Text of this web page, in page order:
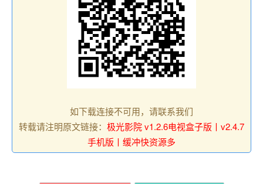
如下载连接不可用，请联系我们
转载请注明原文链接： 极光影院 v1.2.6电视盒子版丨v2.4.7
手机版丨缓冲快资源多